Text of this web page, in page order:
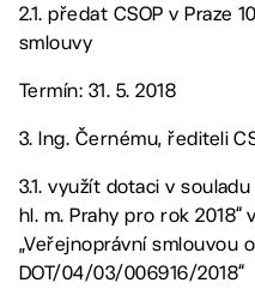
2.1. předat CSOP v Praze
smlouvy
Termín: 31. 5. 2018
3. Ing. Černému, řediteli
3.1. využít dotaci v
hl. m. Prahy pro rok
„Veřejnoprávní smlouvou
DOT/04/03/006916/2018“